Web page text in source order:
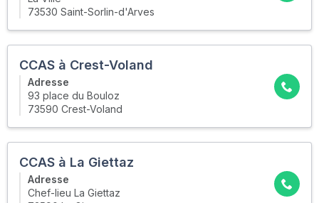
73530 Saint-Sorlin-d'Arves
CCAS à Crest-Voland
Adresse
93 place du Bouloz
73590 Crest-Voland
CCAS à La Giettaz
Adresse
Chef-lieu La Giettaz